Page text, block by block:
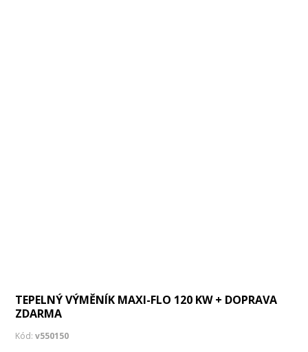
TEPELNÝ VÝMĚNÍK MAXI-FLO 120 KW + DOPRAVA
ZDARMA
Kód:v550150